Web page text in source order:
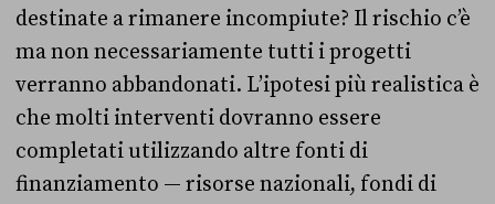
destinate a rimanere incompiute? Il rischio c’è
ma non necessariamente tutti i progetti
verranno abbandonati. L’ipotesi più realistica è
che molti interventi dovranno essere
completati utilizzando altre fonti di
finanziamento — risorse nazionali, fondi di